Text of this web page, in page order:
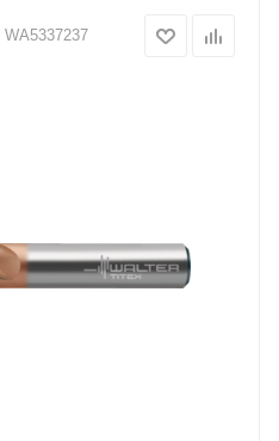
WA5337237